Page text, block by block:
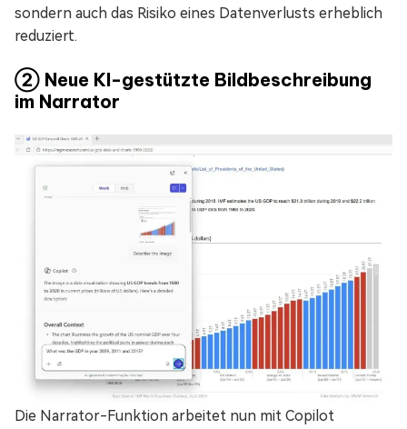
sondern auch das Risiko eines Datenverlusts erheblich
reduziert.
② Neue KI-gestützte Bildbeschreibung
im Narrator
Die Narrator-Funktion arbeitet nun mit Copilot